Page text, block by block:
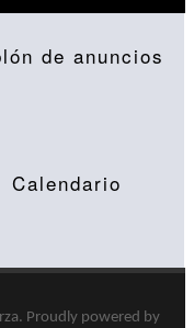
de anuncios
Calendario
. Proudly powered by